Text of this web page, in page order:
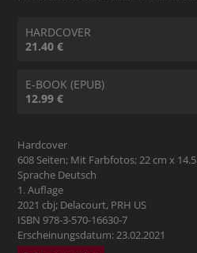
HARDCOVER
21.40 €
E-BOOK (EPUB)
12.99 €
Hardcover
608 Seiten; Mit Farbfotos; 22 cm x
Sprache Deutsch
1. Auflage
2021 cbj; Delacourt, PRH US
ISBN 978-3-570-16630-7
Erscheinungsdatum: 23.02.2021